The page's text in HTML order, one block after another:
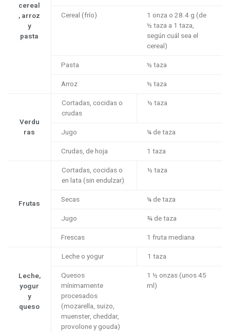
cereal
, arroz
y
pasta
Cereal (frío)
1 onza o 28.4 g (de
½ taza a 1 taza,
según cuál sea el
cereal)
Pasta
½ taza
Arroz
½ taza
Verdu
ras
Cortadas, cocidas o
crudas
½ taza
Jugo
¼ de taza
Crudas, de hoja
1 taza
Frutas
Cortadas, cocidas o
en lata (sin endulzar)
½ taza
Secas
¼ de taza
Jugo
¾ de taza
Frescas
1 fruta mediana
Leche,
yogur
y
queso
Leche o yogur
1 taza
Quesos
mínimamente
procesados
(mozarella, suizo,
muenster, cheddar,
provolone y gouda)
1 ½ onzas (unos 45
ml)